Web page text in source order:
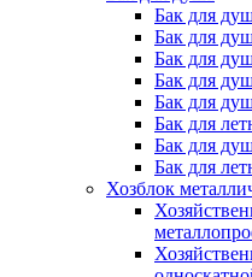
Бак для
Бак для
Бак для
Бак для
Бак для
Бак для
Бак для
Бак для
Хозблок